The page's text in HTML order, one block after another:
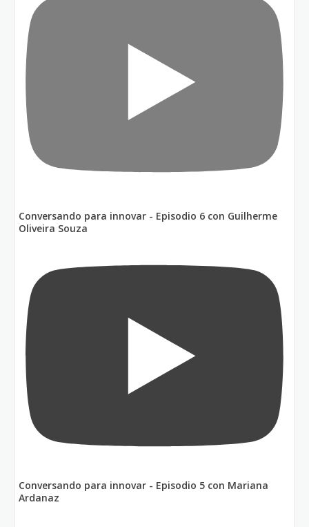
Conversando para innovar - Episodio 6 con Guilherme
Oliveira Souza
Conversando para innovar - Episodio 5 con Mariana
Ardanaz